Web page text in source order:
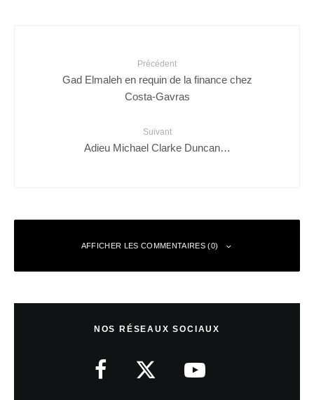
Précédent
Gad Elmaleh en requin de la finance chez
Costa-Gavras
Suivant
Adieu Michael Clarke Duncan…
AFFICHER LES COMMENTAIRES (0)
NOS RÉSEAUX SOCIAUX